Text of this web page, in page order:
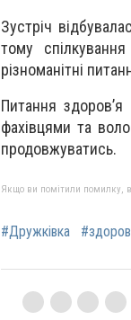
Зустріч
тому
різноманітні
Питання здоров’я
фахівцями та
продовжуватись.
Якщо ви помітили помилку,
#Дружківка